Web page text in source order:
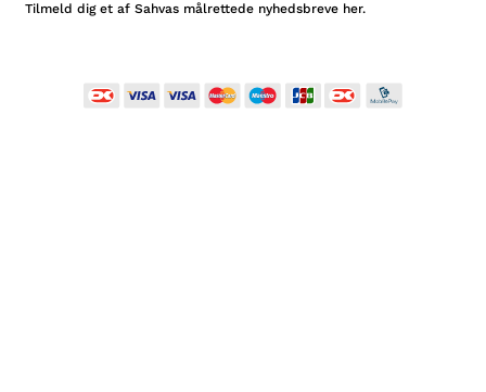
Tilmeld dig et af Sahvas målrettede nyhedsbreve her.